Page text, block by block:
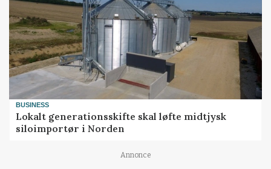
BUSINESS
Lokalt generationsskifte skal løfte midtjysk
siloimportør i Norden
Annonce